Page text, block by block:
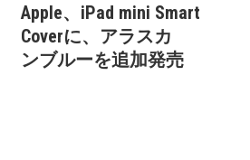
Apple、iPad mini Smart
Coverに、アラスカ
ン‍ブルーを追加発売